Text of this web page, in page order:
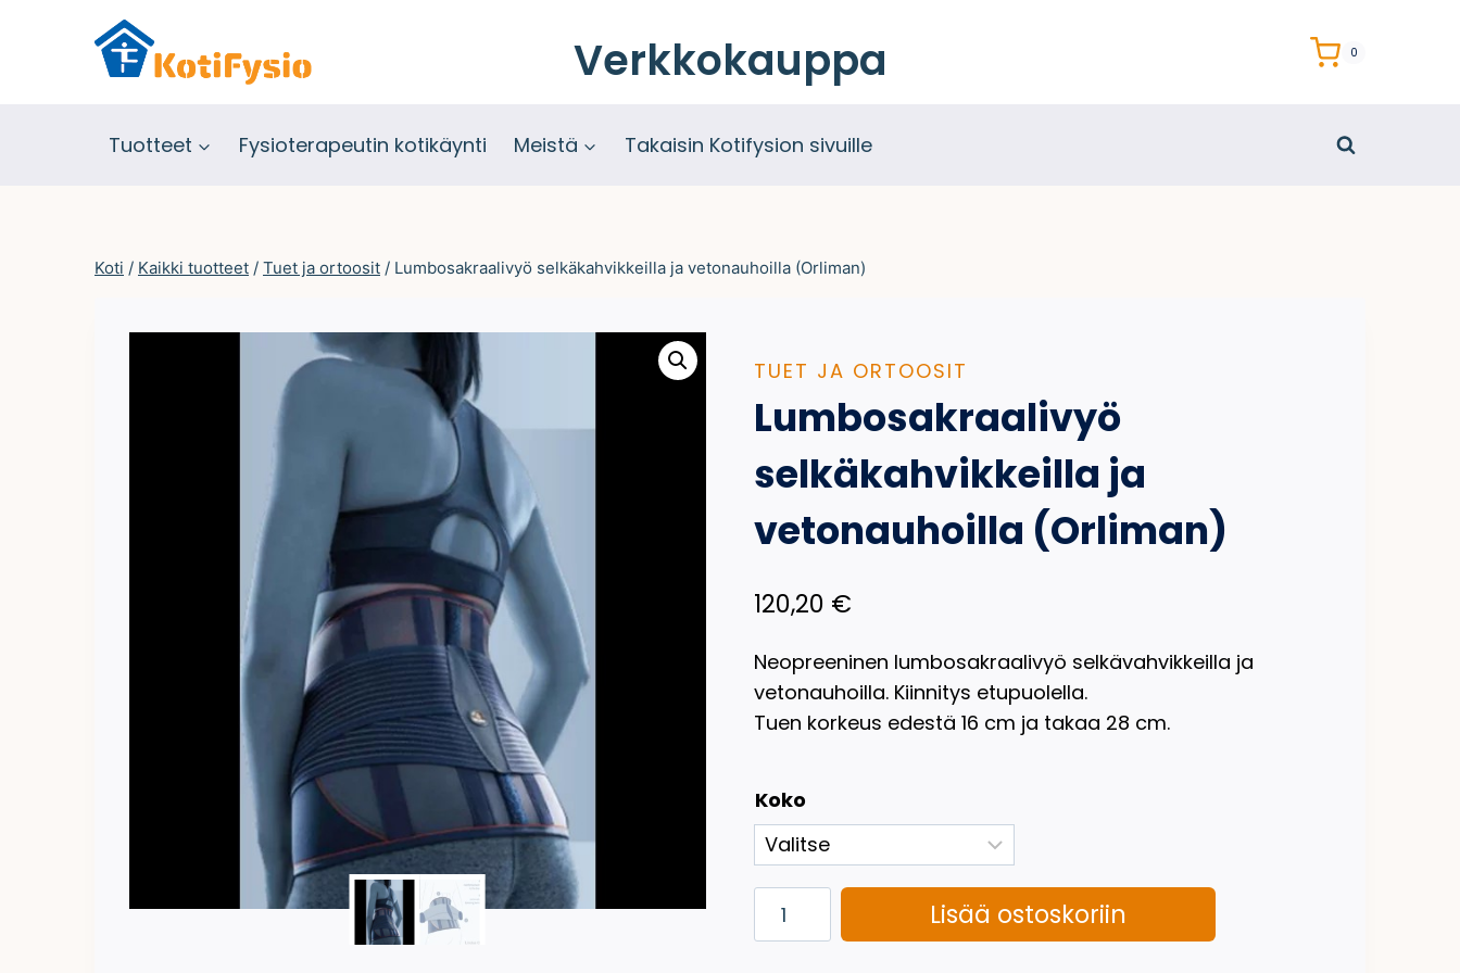
Verkkokauppa 0
Tuotteet Fysioterapeutin kotikäynti Meistä Takaisin Kotifysion sivuille
Koti / Kaikki tuotteet / Tuet ja ortoosit / Lumbosakraalivyö selkäkahvikkeilla ja vetonauhoilla (Orliman)
TUET JA ORTOOSIT
Lumbosakraalivyö
selkäkahvikkeilla ja
vetonauhoilla (Orliman)
120,20 €
Neopreeninen lumbosakraalivyö selkävahvikkeilla ja
vetonauhoilla. Kiinnitys etupuolella.
Tuen korkeus edestä 16 cm ja takaa 28 cm.
Koko
Lumbosakraalivyö
selkäkahvikkeilla
Lisää ostoskoriin